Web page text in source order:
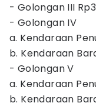
- Golongan III
- Golongan IV
a. Kendaraan
b. Kendaraan
- Golongan V
a. Kendaraan
b. Kendaraan